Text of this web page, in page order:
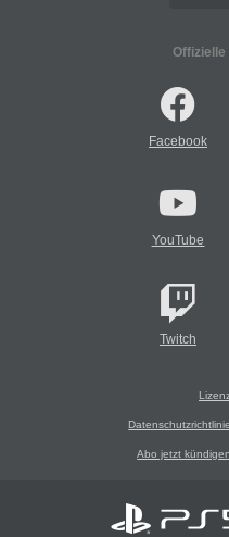
Offizielle
Facebook
YouTube
Twitch
Datenschutzrichtlinie
Abo jetzt kündigen